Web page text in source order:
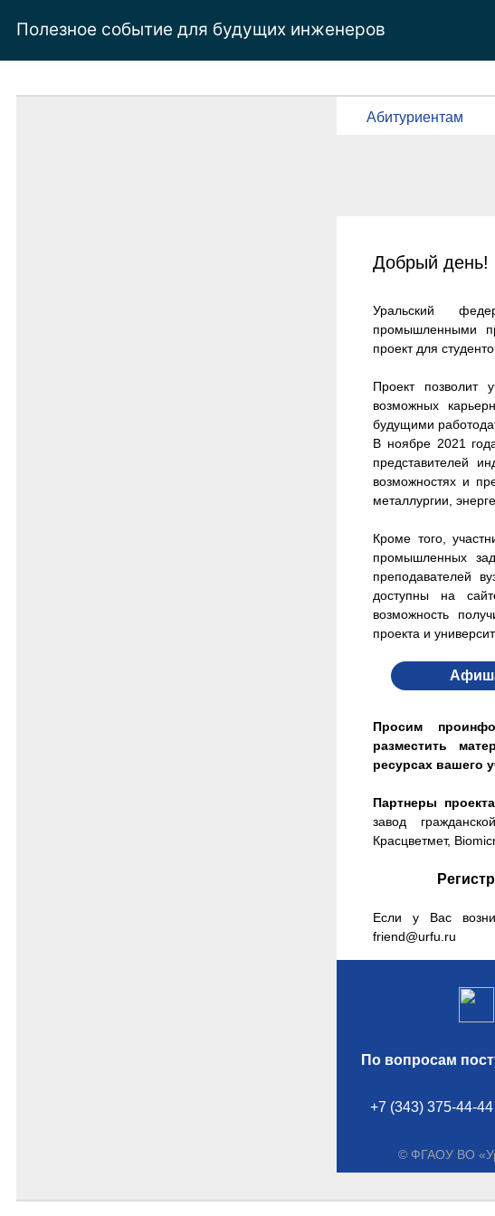
Полезное событие для будущих инженеров
Абитуриентам
Добрый день!
Уральский
промышленными
проект для
Проект позволит
возможных
будущими
В ноябре 2021
представителей
возможностях и
металлургии,
Кроме того,
промышленных
преподавателей
доступны на
возможность
проекта и
Просим
разместить
ресурсах вашего
Партнеры
завод
Красцветмет,
Если у Вас
friend@urfu.ru
По вопросам
+7 (343) 375-44-44
© ФГАОУ ВО